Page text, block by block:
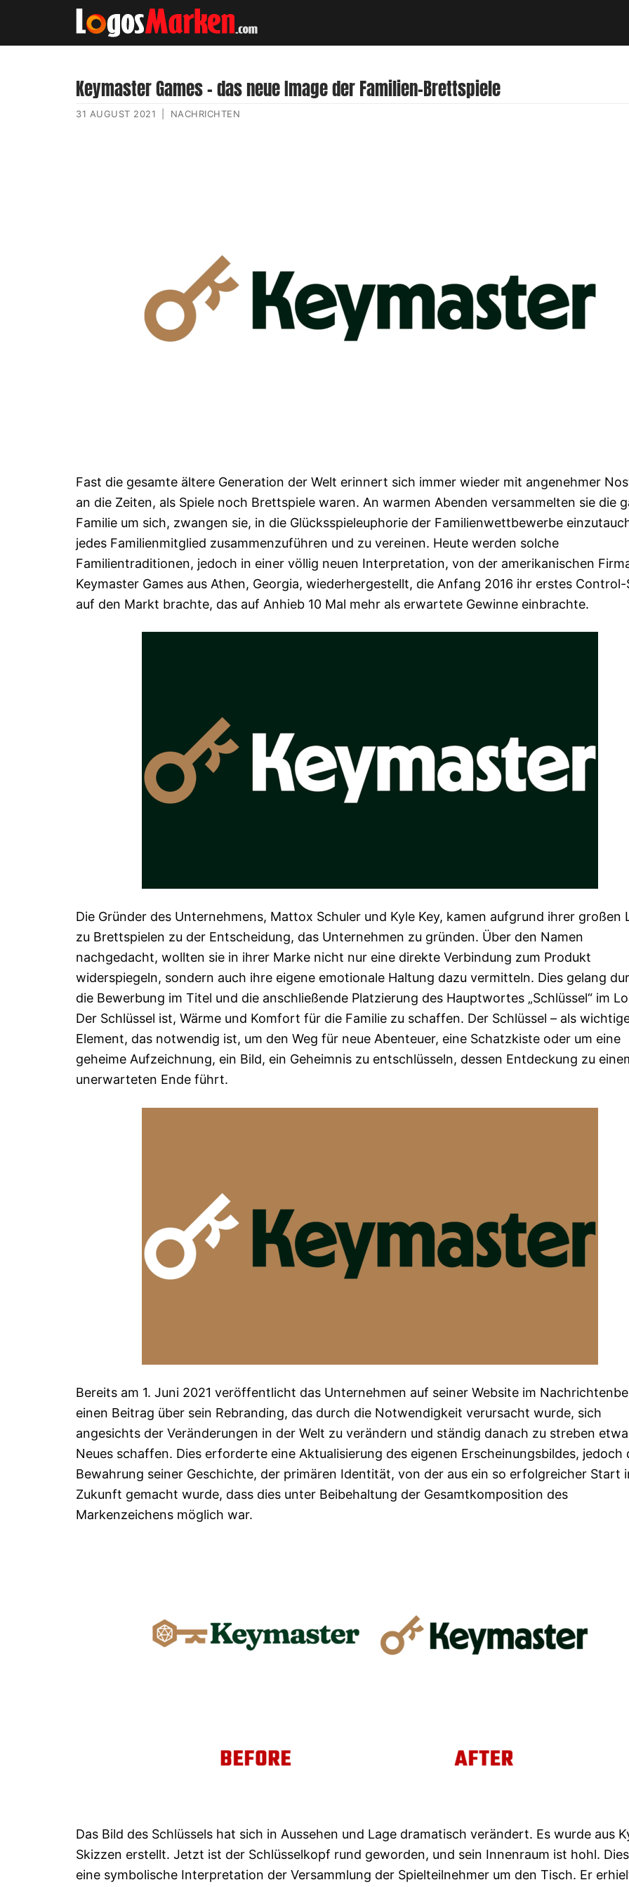
Keymaster Games – das neue Image der Familien-Brettspiele
31 AUGUST 2021 NACHRICHTEN
Fast die gesamte ältere Generation der Welt erinnert sich immer wieder mit angenehmer
an die Zeiten, als Spiele noch Brettspiele waren. An warmen Abenden versammelten sie die
Familie um sich, zwangen sie, in die Glücksspieleuphorie der Familienwettbewerbe
jedes Familienmitglied zusammenzuführen und zu vereinen. Heute werden solche
Familientraditionen, jedoch in einer völlig neuen Interpretation, von der amerikanischen
Keymaster Games aus Athen, Georgia, wiederhergestellt, die Anfang 2016 ihr erstes Control-
auf den Markt brachte, das auf Anhieb 10 Mal mehr als erwartete Gewinne einbrachte.
Die Gründer des Unternehmens, Mattox Schuler und Kyle Key, kamen aufgrund ihrer großen
zu Brettspielen zu der Entscheidung, das Unternehmen zu gründen. Über den Namen
nachgedacht, wollten sie in ihrer Marke nicht nur eine direkte Verbindung zum Produkt
widerspiegeln, sondern auch ihre eigene emotionale Haltung dazu vermitteln. Dies gelang
die Bewerbung im Titel und die anschließende Platzierung des Hauptwortes „Schlüssel“ im
Der Schlüssel ist, Wärme und Komfort für die Familie zu schaffen. Der Schlüssel – als
Element, das notwendig ist, um den Weg für neue Abenteuer, eine Schatzkiste oder um eine
geheime Aufzeichnung, ein Bild, ein Geheimnis zu entschlüsseln, dessen Entdeckung zu
unerwarteten Ende führt.
Bereits am 1. Juni 2021 veröffentlicht das Unternehmen auf seiner Website im
einen Beitrag über sein Rebranding, das durch die Notwendigkeit verursacht wurde, sich
angesichts der Veränderungen in der Welt zu verändern und ständig danach zu streben
Neues schaffen. Dies erforderte eine Aktualisierung des eigenen Erscheinungsbildes, jedoch
Bewahrung seiner Geschichte, der primären Identität, von der aus ein so erfolgreicher Start
Zukunft gemacht wurde, dass dies unter Beibehaltung der Gesamtkomposition des
Markenzeichens möglich war.
Das Bild des Schlüssels hat sich in Aussehen und Lage dramatisch verändert. Es wurde aus
Skizzen erstellt. Jetzt ist der Schlüsselkopf rund geworden, und sein Innenraum ist hohl.
eine symbolische Interpretation der Versammlung der Spielteilnehmer um den Tisch. Er